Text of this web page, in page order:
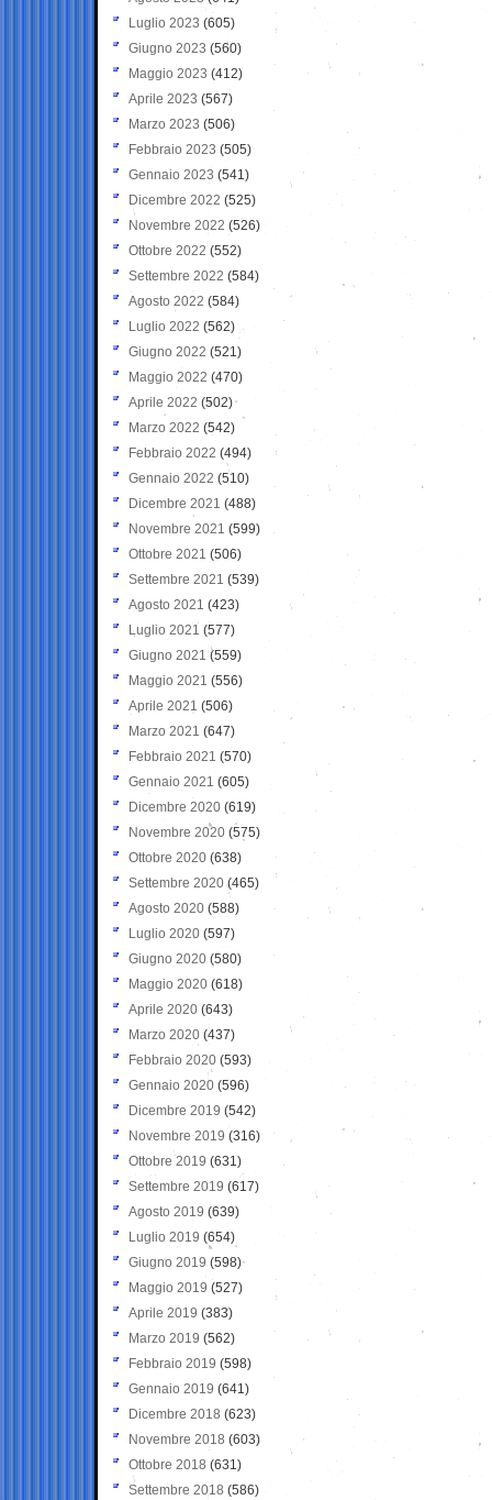
Luglio 2023 (605)
Giugno 2023 (560)
Maggio 2023 (412)
Aprile 2023 (567)
Marzo 2023 (506)
Febbraio 2023 (505)
Gennaio 2023 (541)
Dicembre 2022 (525)
Novembre 2022 (526)
Ottobre 2022 (552)
Settembre 2022 (584)
Agosto 2022 (584)
Luglio 2022 (562)
Giugno 2022 (521)
Maggio 2022 (470)
Aprile 2022 (502)
Marzo 2022 (542)
Febbraio 2022 (494)
Gennaio 2022 (510)
Dicembre 2021 (488)
Novembre 2021 (599)
Ottobre 2021 (506)
Settembre 2021 (539)
Agosto 2021 (423)
Luglio 2021 (577)
Giugno 2021(559)
Maggio 2021 (556)
Aprile 2021 (506)
Marzo 2021 (647)
Febbraio 2021 (570)
Gennaio 2021 (605)
Dicembre 2020 (619)
Novembre 2020 (575)
Ottobre 2020 (638)
Settembre 2020(465)
Agosto 2020 (588)
Luglio 2020 (597)
Giugno 2020 (580)
Maggio 2020 (618)
Aprile 2020 (643)
Marzo 2020 (437)
Febbraio 2020 (593)
Gennaio 2020 (596)
Dicembre 2019 (542)
Novembre 2019 (316)
Ottobre 2019 (631)
Settembre 2019 (617)
Agosto 2019 (639)
Luglio 2019 (654)
Giugno 2019 (598)
Maggio 2019 (527)
Aprile 2019 (383)
Marzo 2019 (562)
Febbraio 2019 (598)
Gennaio 2019 (641)
Dicembre 2018 (623)
Novembre 2018 (603)
Ottobre 2018 (631)
Settembre 2018 (586)